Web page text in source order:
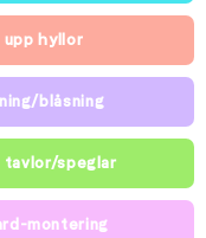
upp hyllor
blåsning
tavlor/speglar
montering